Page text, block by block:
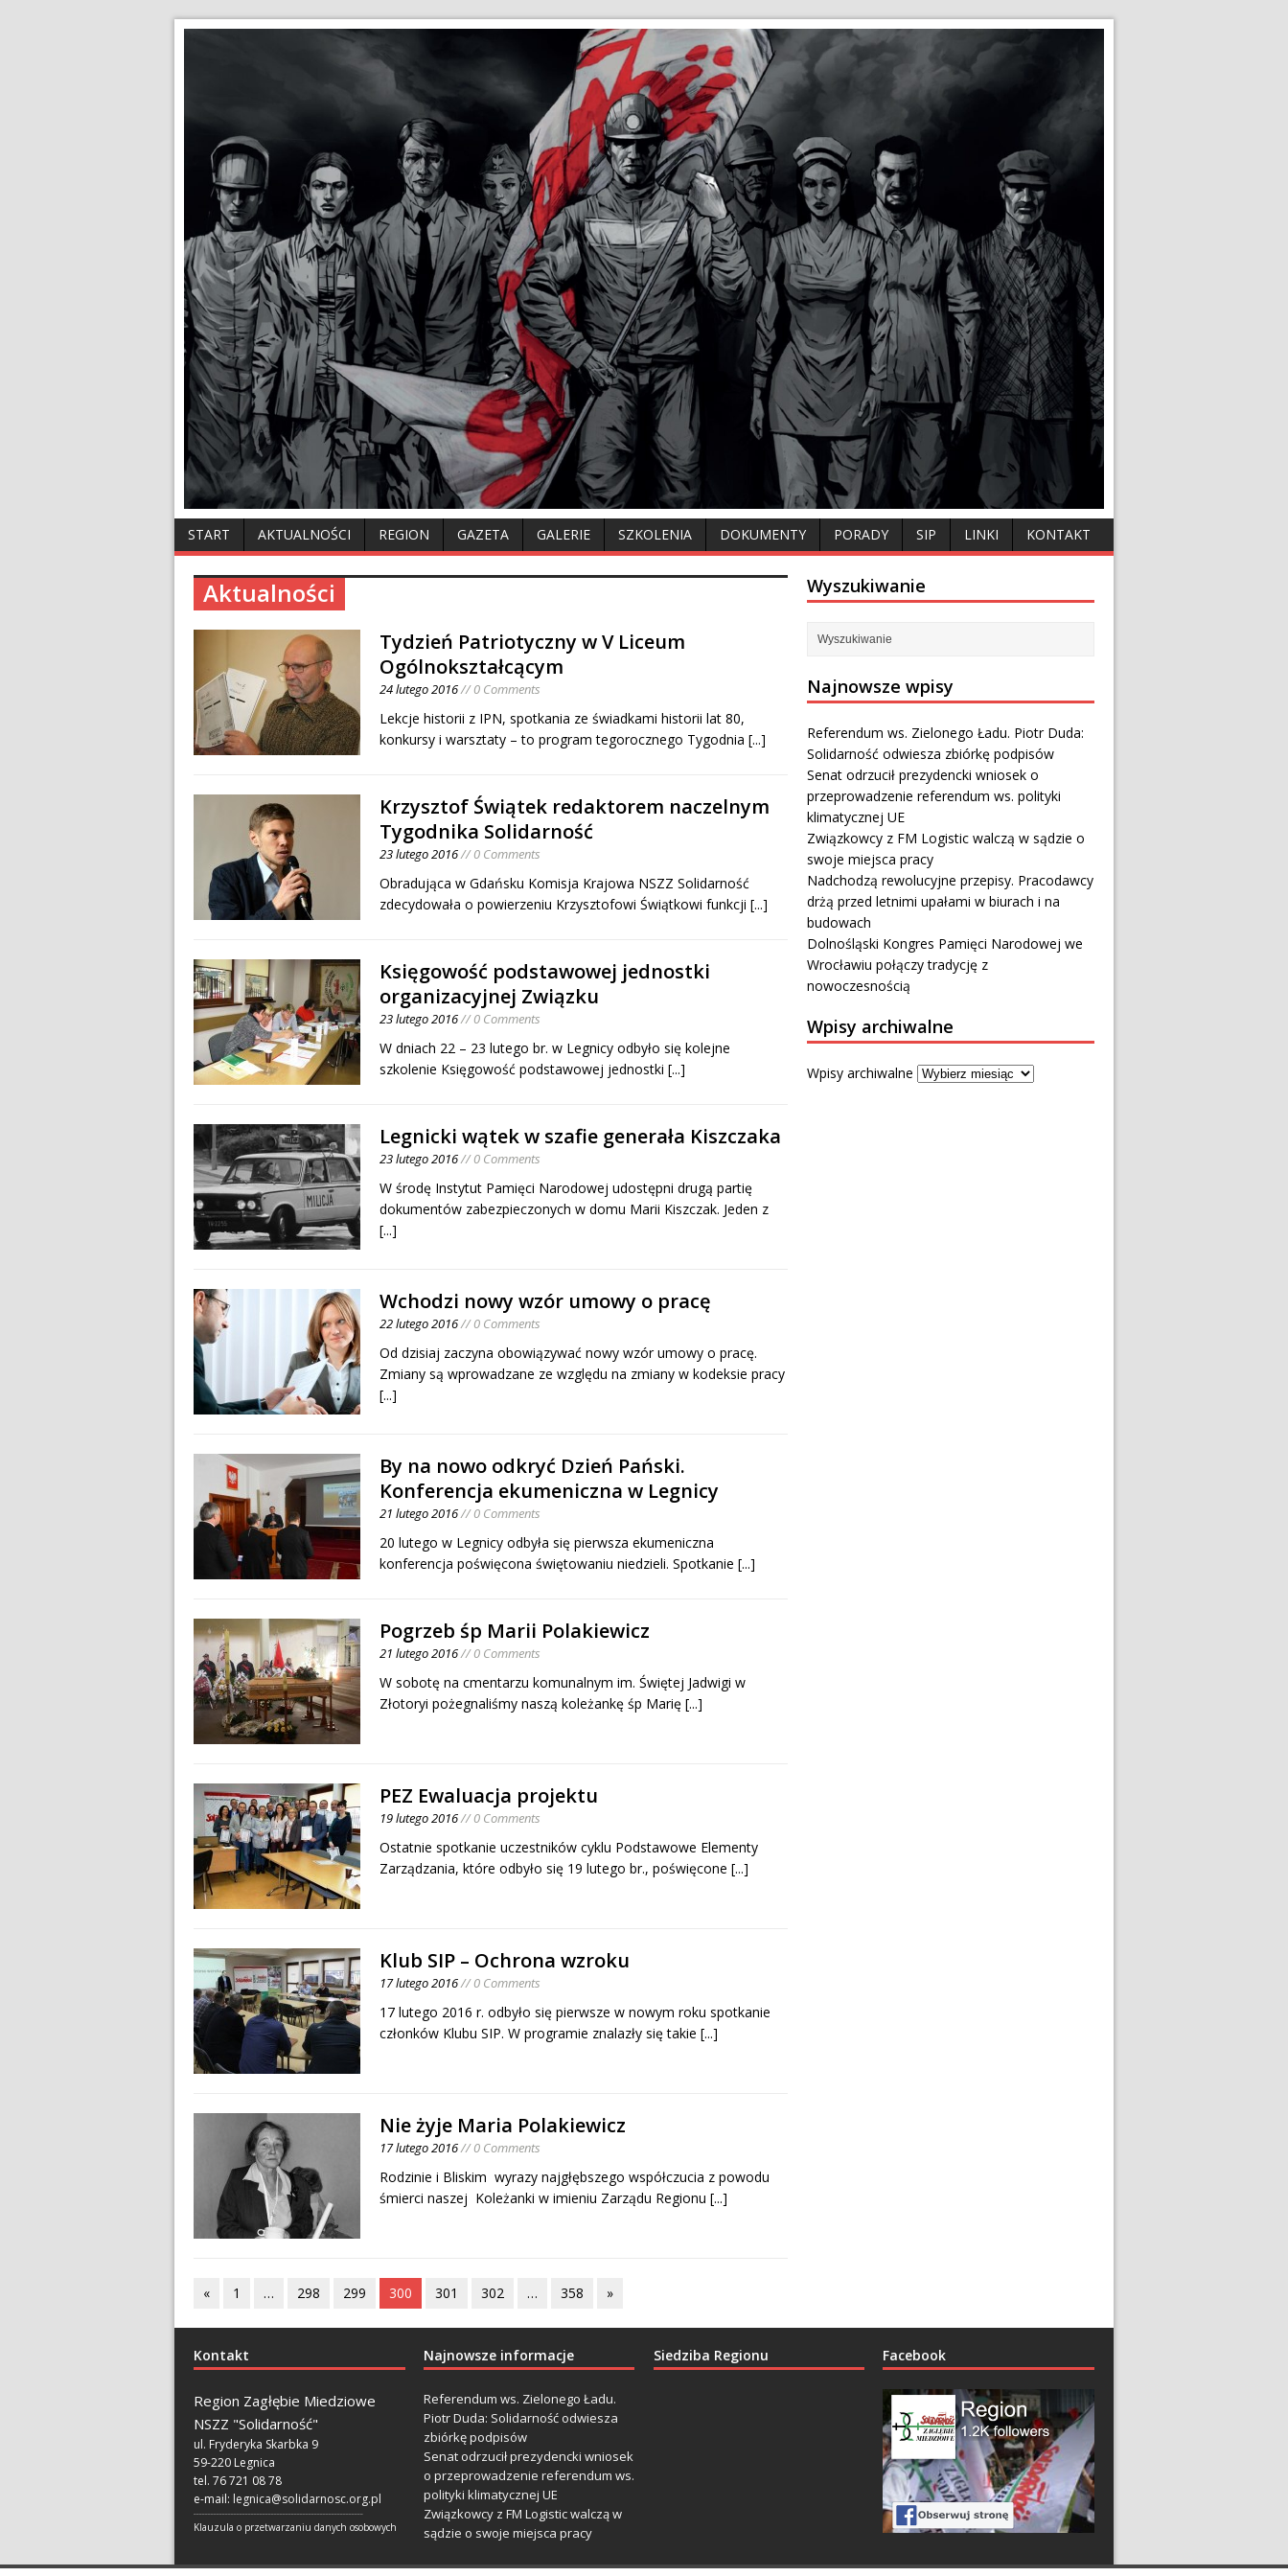
START AKTUALNOŚCI REGION GAZETA GALERIE SZKOLENIA DOKUMENTY PORADY SIP LINKI KONTAKT
Aktualności
Tydzień Patriotyczny w V Liceum
Ogólnokształcącym
24 lutego 2016// 0 Comments
Lekcje historii z IPN, spotkania ze świadkami historii lat 80,
konkursy i warsztaty – to program tegorocznego Tygodnia [...]
Krzysztof Świątek redaktorem naczelnym
Tygodnika Solidarność
23 lutego 2016// 0 Comments
Obradująca w Gdańsku Komisja Krajowa NSZZ Solidarność
zdecydowała o powierzeniu Krzysztofowi Świątkowi funkcji [...]
Księgowość podstawowej jednostki
organizacyjnej Związku
23 lutego 2016// 0 Comments
W dniach 22 – 23 lutego br. w Legnicy odbyło się kolejne
szkolenie Księgowość podstawowej jednostki [...]
Legnicki wątek w szafie generała Kiszczaka
23 lutego 2016// 0 Comments
W środę Instytut Pamięci Narodowej udostępni drugą partię
dokumentów zabezpieczonych w domu Marii Kiszczak. Jeden z
[...]
Wchodzi nowy wzór umowy o pracę
22 lutego 2016// 0 Comments
Od dzisiaj zaczyna obowiązywać nowy wzór umowy o pracę.
Zmiany są wprowadzane ze względu na zmiany w kodeksie pracy
[...]
By na nowo odkryć Dzień Pański.
Konferencja ekumeniczna w Legnicy
21 lutego 2016// 0 Comments
20 lutego w Legnicy odbyła się pierwsza ekumeniczna
konferencja poświęcona świętowaniu niedzieli. Spotkanie [...]
Pogrzeb śp Marii Polakiewicz
21 lutego 2016// 0 Comments
W sobotę na cmentarzu komunalnym im. Świętej Jadwigi w
Złotoryi pożegnaliśmy naszą koleżankę śp Marię [...]
PEZ Ewaluacja projektu
19 lutego 2016// 0 Comments
Ostatnie spotkanie uczestników cyklu Podstawowe Elementy
Zarządzania, które odbyło się 19 lutego br., poświęcone [...]
Klub SIP – Ochrona wzroku
17 lutego 2016// 0 Comments
17 lutego 2016 r. odbyło się pierwsze w nowym roku spotkanie
członków Klubu SIP. W programie znalazły się takie [...]
Nie żyje Maria Polakiewicz
17 lutego 2016// 0 Comments
Rodzinie i Bliskim wyrazy najgłębszego współczucia z powodu
śmierci naszej Koleżanki w imieniu Zarządu Regionu [...]
« 1 … 298 299 300 301 302 … 358 »
Wyszukiwanie
Najnowsze wpisy
Referendum ws. Zielonego Ładu. Piotr Duda:
Solidarność odwiesza zbiórkę podpisów
Senat odrzucił prezydencki wniosek o
przeprowadzenie referendum ws. polityki
klimatycznej UE
Związkowcy z FM Logistic walczą w sądzie o
swoje miejsca pracy
Nadchodzą rewolucyjne przepisy. Pracodawcy
drżą przed letnimi upałami w biurach i na
budowach
Dolnośląski Kongres Pamięci Narodowej we
Wrocławiu połączy tradycję z
nowoczesnością
Wpisy archiwalne
Wpisy archiwalne
Kontakt
Region Zagłębie Miedziowe
NSZZ "Solidarność"
ul. Fryderyka Skarbka 9
59-220 Legnica
tel. 76 721 08 78
e-mail: legnica@solidarnosc.org.pl
Klauzula o przetwarzaniu danych osobowych
Najnowsze informacje
Referendum ws. Zielonego Ładu.
Piotr Duda: Solidarność odwiesza
zbiórkę podpisów
Senat odrzucił prezydencki wniosek
o przeprowadzenie referendum ws.
polityki klimatycznej UE
Związkowcy z FM Logistic walczą w
sądzie o swoje miejsca pracy
Siedziba Regionu Facebook